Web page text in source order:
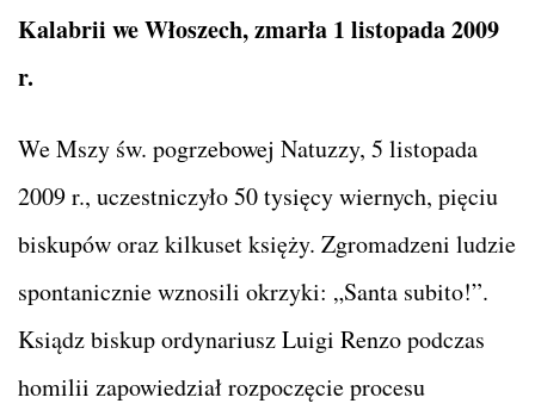
Kalabrii we Włoszech, zmarła 1 listopada 2009
r.
We Mszy św. pogrzebowej Natuzzy, 5 listopada
2009 r., uczestniczyło 50 tysięcy wiernych, pięciu
biskupów oraz kilkuset księży. Zgromadzeni ludzie
spontanicznie wznosili okrzyki: „Santa subito!”.
Ksiądz biskup ordynariusz Luigi Renzo podczas
homilii zapowiedział rozpoczęcie procesu